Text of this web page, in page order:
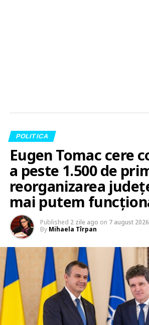
POLITICA
Eugen Tomac cere
a peste 1.500 de
reorganizarea
mai putem
Published 2 zile ago on 7 august 2026
By Mihaela Tîrpan